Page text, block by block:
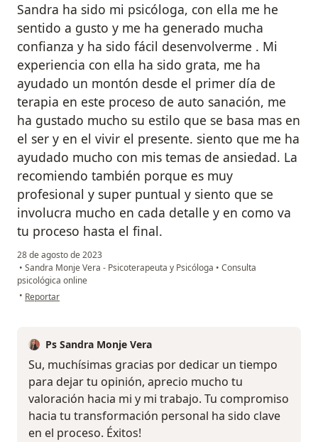
Sandra ha sido mi psicóloga, con ella me he
sentido a gusto y me ha generado mucha
confianza y ha sido fácil desenvolverme . Mi
experiencia con ella ha sido grata, me ha
ayudado un montón desde el primer día de
terapia en este proceso de auto sanación, me
ha gustado mucho su estilo que se basa mas en
el ser y en el vivir el presente. siento que me ha
ayudado mucho con mis temas de ansiedad. La
recomiendo también porque es muy
profesional y super puntual y siento que se
involucra mucho en cada detalle y en como va
tu proceso hasta el final.
28 de agosto de 2023
• Sandra Monje Vera - Psicoterapeuta y Psicóloga • Consulta
psicológica online
• en opinión del usuario Susana CH
Reportar
Ps Sandra Monje Vera
Su, muchísimas gracias por dedicar un tiempo
para dejar tu opinión, aprecio mucho tu
valoración hacia mi y mi trabajo. Tu compromiso
hacia tu transformación personal ha sido clave
en el proceso. Éxitos!